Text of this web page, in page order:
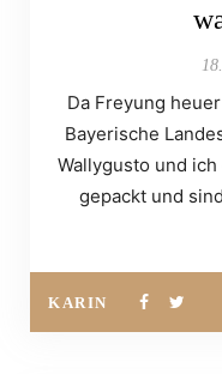
Da Freyung
Bayerische
Wallygusto und
gepackt und
KARIN